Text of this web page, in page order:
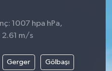
1007 hpa hPa,
2.61 m/s
Gerger Gölbaşı